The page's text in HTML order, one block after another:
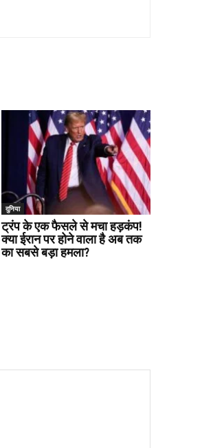
दुनिया
ट्रंप के एक फैसले से मचा हड़कंप!
क्या ईरान पर होने वाला है अब तक
का सबसे बड़ा हमला?